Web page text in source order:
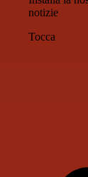
notizie
Tocca